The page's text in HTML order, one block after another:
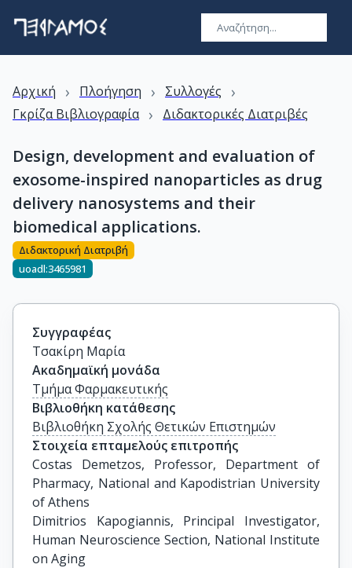
Αρχική › Πλοήγηση › Συλλογές ›
Γκρίζα Βιβλιογραφία › Διδακτορικές Διατριβές
Design, development and evaluation of
exosome-inspired nanoparticles as drug
delivery nanosystems and their
biomedical applications.
Διδακτορική Διατριβή
uoadl:3465981
Συγγραφέας
Τσακίρη Μαρία
Ακαδημαϊκή μονάδα
Τμήμα Φαρμακευτικής
Βιβλιοθήκη κατάθεσης
Βιβλιοθήκη Σχολής Θετικών Επιστημών
Στοιχεία επταμελούς επιτροπής
Costas Demetzos, Professor, Department of
Pharmacy, National and Kapodistrian University
of Athens
Dimitrios Kapogiannis, Principal Investigator,
Human Neuroscience Section, National Institute
on Aging